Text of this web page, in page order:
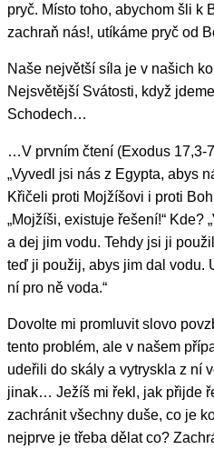
pryč. Místo toho, abychom šli k
zachraň nás!, utíkáme pryč od
Naše největší síla je v našich
Nejsvětější Svátosti, když
Schodech…
…V prvním čtení (Exodus 17,3-
„Vyvedl jsi nás z Egypta, abys
Křičeli proti Mojžíšovi i proti
„Mojžíši, existuje řešení!“ Kde?
a dej jim vodu. Tehdy jsi ji
teď ji použij, abys jim dal vodu.
ní pro ně voda.“
Dovolte mi promluvit slovo
tento problém, ale v našem
udeřili do skály a vytryskla z ní
jinak… Ježíš mi řekl, jak přijde
zachránit všechny duše, co je
nejprve je třeba dělat co?